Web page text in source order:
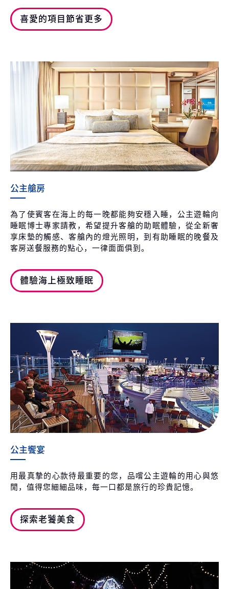
喜愛的項目節省更多
公主艙房
為了使賓客在海上的每一晚都能夠安穩入睡，公主遊輪向
睡眠博士專家請教，希望提升客艙的助眠體驗，從全新奢
享床墊的觸感、客艙內的燈光照明，到有助睡眠的晚餐及
客房送餐服務的點心，一律面面俱到。
體驗海上極致睡眠
公主饗宴
用最真摯的心款待最重要的您，品嚐公主遊輪的用心與悠
閒，值得您細細品味，每一口都是旅行的珍貴記憶。
探索老饕美食